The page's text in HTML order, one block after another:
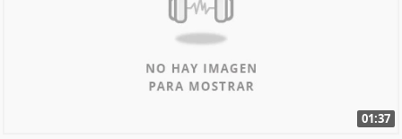
01:37